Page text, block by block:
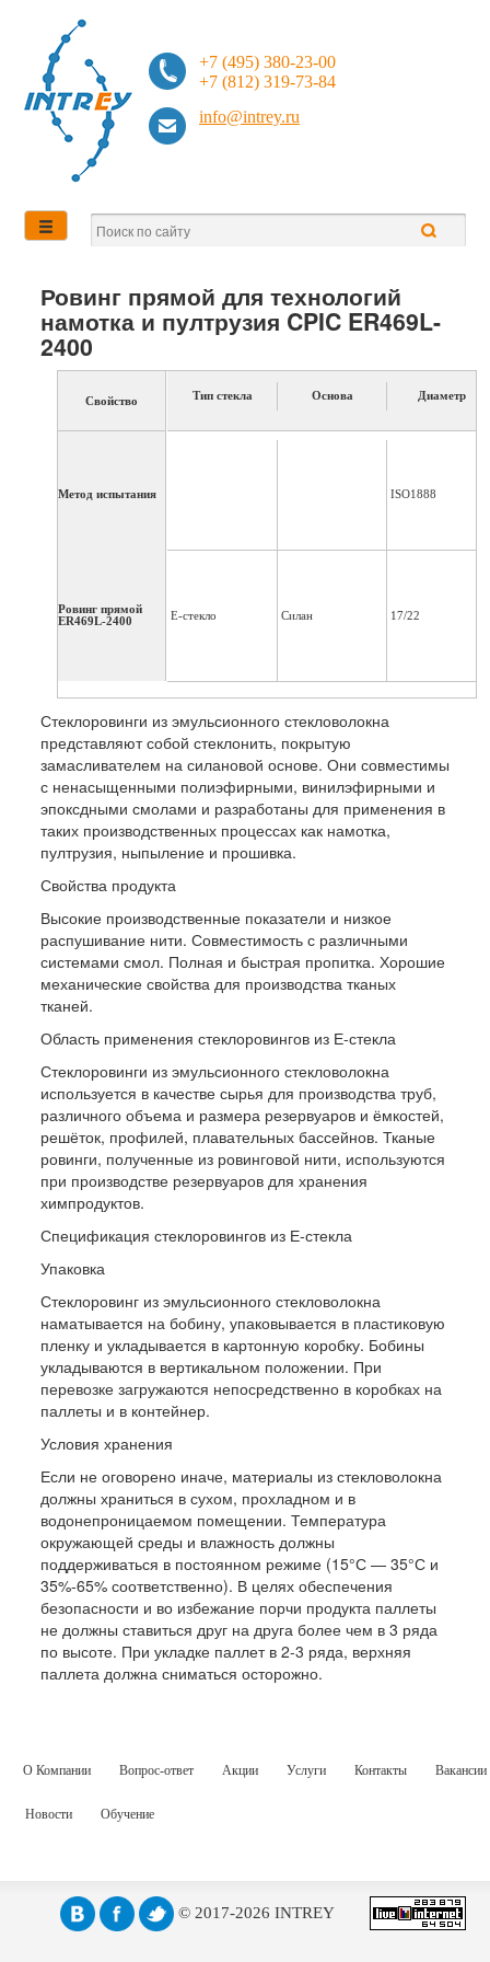
+7 (495) 380-23-00
+7 (812) 319-73-84
info@intrey.ru
Ровинг прямой для технологий
намотка и пултрузия CPIC ER469L-
2400
Свойство
Метод испытания
Ровинг прямой
ER469L-2400
Тип стекла Основа Диаметр
ISO1888
Е-стекло Силан 17/22
Стеклоровинги из эмульсионного стекловолокна
представляют собой стеклонить, покрытую
замасливателем на силановой основе. Они совместимы
с ненасыщенными полиэфирными, винилэфирными и
эпоксдными смолами и разработаны для применения в
таких производственных процессах как намотка,
пултрузия, ныпыление и прошивка.
Свойства продукта
Высокие производственные показатели и низкое
распушивание нити. Совместимость с различными
системами смол. Полная и быстрая пропитка. Хорошие
механические свойства для производства тканых
тканей.
Область применения стеклоровингов из Е-стекла
Стеклоровинги из эмульсионного стекловолокна
используется в качестве сырья для производства труб,
различного объема и размера резервуаров и ёмкостей,
решёток, профилей, плавательных бассейнов. Тканые
ровинги, полученные из ровинговой нити, используются
при производстве резервуаров для хранения
химпродуктов.
Спецификация стеклоровингов из Е-стекла
Упаковка
Стеклоровинг из эмульсионного стекловолокна
наматывается на бобину, упаковывается в пластиковую
пленку и укладывается в картонную коробку. Бобины
укладываются в вертикальном положении. При
перевозке загружаются непосредственно в коробках на
паллеты и в контейнер.
Условия хранения
Если не оговорено иначе, материалы из стекловолокна
должны храниться в сухом, прохладном и в
водонепроницаемом помещении. Температура
окружающей среды и влажность должны
поддерживаться в постоянном режиме (15°С — 35°С и
35%-65% соответственно). В целях обеспечения
безопасности и во избежание порчи продукта паллеты
не должны ставиться друг на друга более чем в 3 ряда
по высоте. При укладке паллет в 2-3 ряда, верхняя
паллета должна сниматься осторожно.
О Компании Вопрос-ответ Акции Услуги Контакты Вакансии
Новости Обучение
© 2017-2026 INTREY